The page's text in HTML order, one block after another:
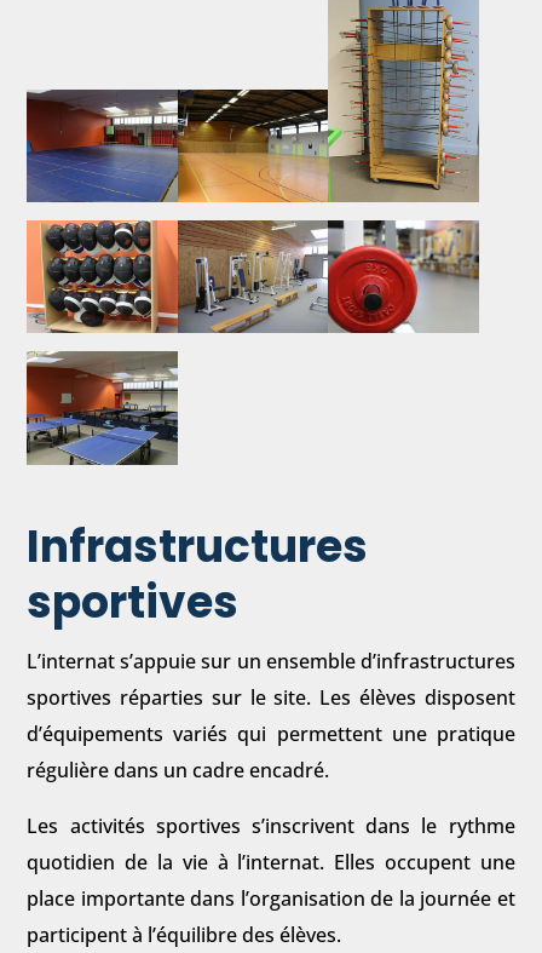
Infrastructures
sportives
L’internat s’appuie sur un ensemble d’infrastructures
sportives réparties sur le site. Les élèves disposent
d’équipements variés qui permettent une pratique
régulière dans un cadre encadré.
Les activités sportives s’inscrivent dans le rythme
quotidien de la vie à l’internat. Elles occupent une
place importante dans l’organisation de la journée et
participent à l’équilibre des élèves.